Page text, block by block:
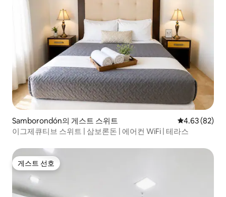
Samborondón의 게스트 스위트 평점 4.63점(5
4.63 (82)
이그제큐티브 스위트 | 삼보론돈 | 에어컨 WiFi | 테라스
게스트 선호
게스트 선호